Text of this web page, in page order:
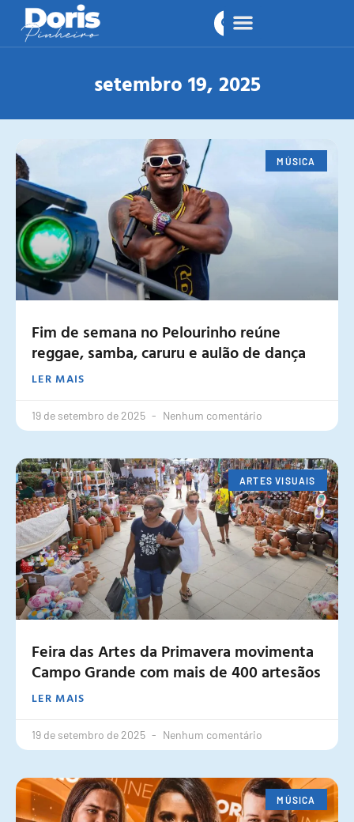
setembro 19, 2025
MÚSICA
Fim de semana no Pelourinho reúne
reggae, samba, caruru e aulão de dança
LER MAIS
19 de setembro de 2025 Nenhum comentário
ARTES VISUAIS
Feira das Artes da Primavera movimenta
Campo Grande com mais de 400 artesãos
LER MAIS
19 de setembro de 2025 Nenhum comentário
MÚSICA